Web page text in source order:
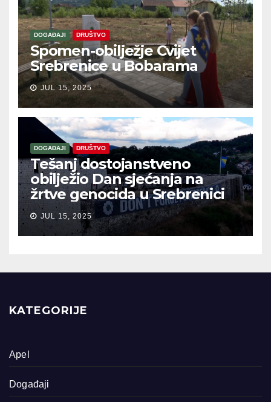
DOGAĐAJI DRUŠTVO
Spomen-obilježje Cvijet
Srebrenice u Bobarama
JUL 15, 2025
DOGAĐAJI DRUŠTVO
Tešanj dostojanstveno
obilježio Dan sjećanja na
žrtve genocida u Srebrenici
JUL 15, 2025
KATEGORIJE
Apel
Događaji